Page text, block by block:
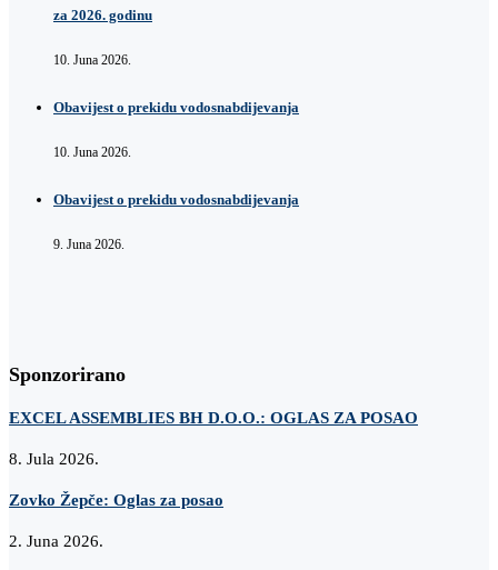
za 2026. godinu
10. Juna 2026.
Obavijest o prekidu vodosnabdijevanja
10. Juna 2026.
Obavijest o prekidu vodosnabdijevanja
9. Juna 2026.
Sponzorirano
EXCEL ASSEMBLIES BH D.O.O.: OGLAS ZA POSAO
8. Jula 2026.
Zovko Žepče: Oglas za posao
2. Juna 2026.